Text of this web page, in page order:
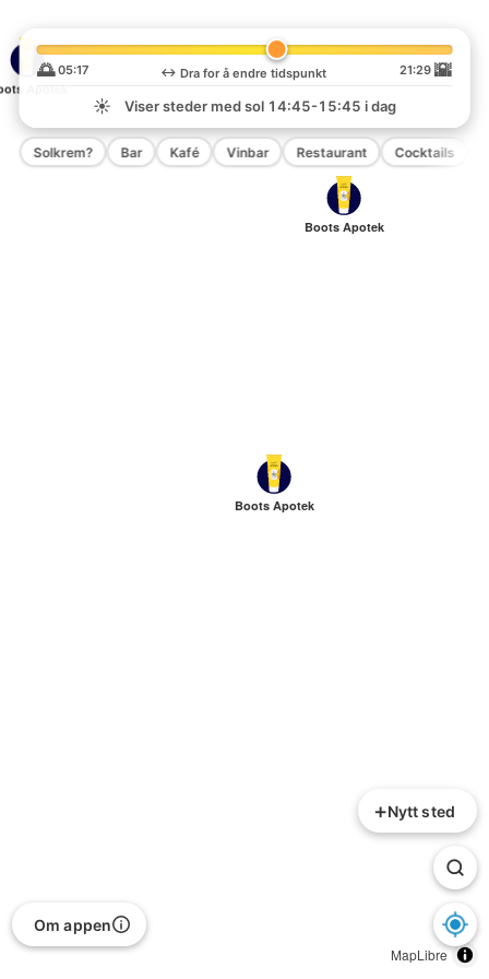
Boots Apotek
Boots Apotek
Apotek
MapLibre
+Nytt sted
🌅 05:17 ↔️ Dra for å endre tidspunkt 21:29 🌇
☀️
Viser steder med sol 14:45-15:45 i dag
Solkrem? Bar Kafé Vinbar Restaurant Cocktails
Om appen